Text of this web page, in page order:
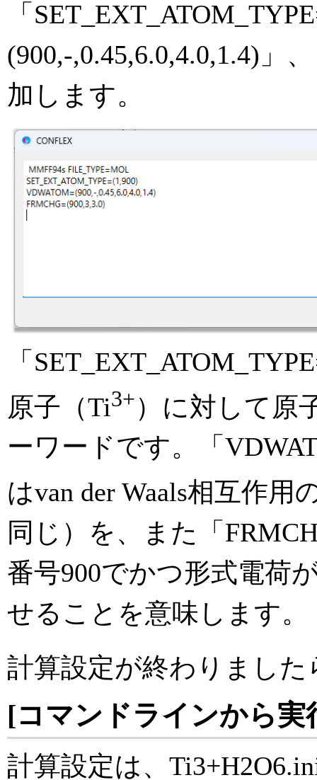
「
(900,-,0.45,6.0,4.0,1.4)」
加します。
「
原子（Ti3+ ）に対して原
ーワードです。「
はvan der Waals相互作
同じ）を、また「
番号900でかつ形式電荷
せることを意味します。
計算設定が終わりました
[コマンドラインから実
計算設定は、